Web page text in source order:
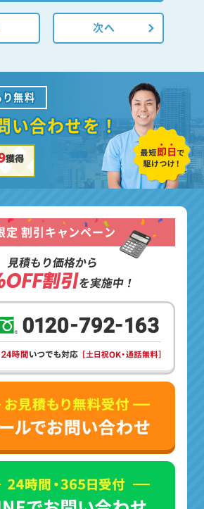
次へ
無料
い合わせを！
獲得
定 割引キャンペーン
見積もり価格から
割引を実施中！